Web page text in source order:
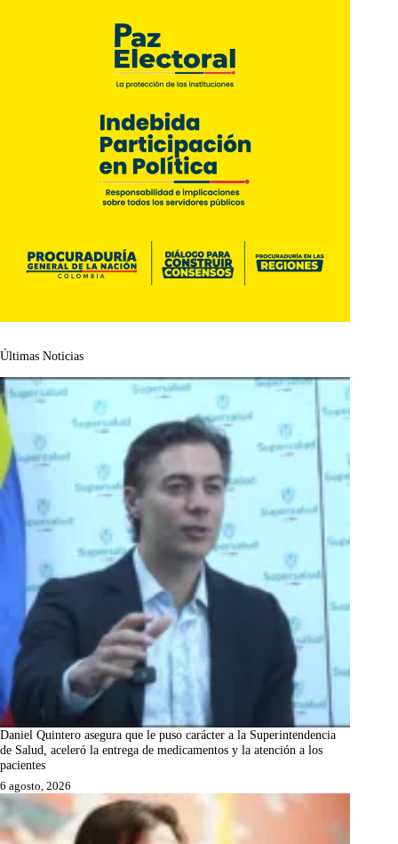
Últimas Noticias
Daniel Quintero asegura que le puso carácter a la Superintendencia
de Salud, aceleró la entrega de medicamentos y la atención a los
pacientes
6 agosto, 2026